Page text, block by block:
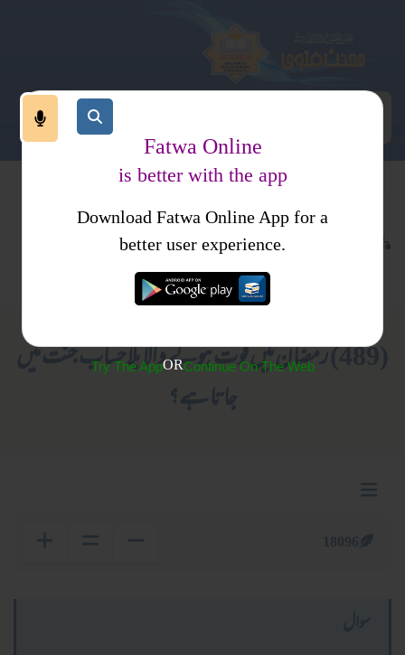
روزہ
کتب فتاوی
احکام و مسائل، خواتین کا انسائیکلو پیڈیا
(489) رمضان میں فوت ہونے والا بلاحساب جنت میں
جاتا ہے؟
Fatwa Online
is better with the app
Download Fatwa Online App for a
better user experience.
Try The AppORContinue On The Web